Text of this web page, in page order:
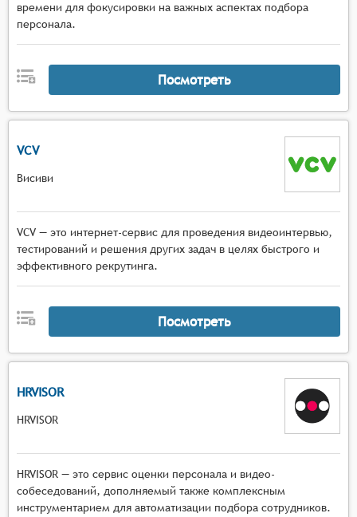
времени для фокусировки на важных аспектах подбора
персонала.
Посмотреть
VCV
Висиви
VCV — это интернет-сервис для проведения видеоинтервью,
тестирований и решения других задач в целях быстрого и
эффективного рекрутинга.
Посмотреть
HRVISOR
HRVISOR
HRVISOR — это сервис оценки персонала и видео-
собеседований, дополняемый также комплексным
инструментарием для автоматизации подбора сотрудников.